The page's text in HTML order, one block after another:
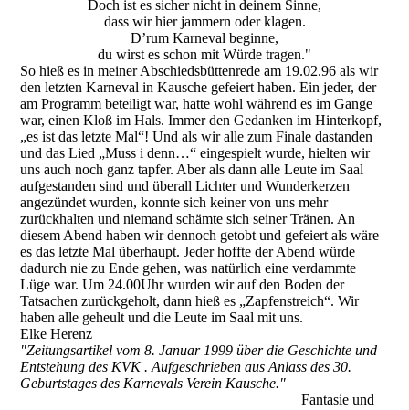
Doch ist es sicher nicht in deinem Sinne,
dass wir hier jammern oder klagen.
D’rum Karneval beginne,
du wirst es schon mit Würde tragen."
So hieß es in meiner Abschiedsbüttenrede am 19.02.96 als wir
den letzten Karneval in Kausche gefeiert haben. Ein jeder, der
am Programm beteiligt war, hatte wohl während es im Gange
war, einen Kloß im Hals. Immer den Gedanken im Hinterkopf,
„es ist das letzte Mal“! Und als wir alle zum Finale dastanden
und das Lied „Muss i denn…“ eingespielt wurde, hielten wir
uns auch noch ganz tapfer. Aber als dann alle Leute im Saal
aufgestanden sind und überall Lichter und Wunderkerzen
angezündet wurden, konnte sich keiner von uns mehr
zurückhalten und niemand schämte sich seiner Tränen. An
diesem Abend haben wir dennoch getobt und gefeiert als wäre
es das letzte Mal überhaupt. Jeder hoffte der Abend würde
dadurch nie zu Ende gehen, was natürlich eine verdammte
Lüge war. Um 24.00Uhr wurden wir auf den Boden der
Tatsachen zurückgeholt, dann hieß es „Zapfenstreich“. Wir
haben alle geheult und die Leute im Saal mit uns.
Elke Herenz
"Zeitungsartikel vom 8. Januar 1999 über die Geschichte und
Entstehung des KVK . Aufgeschrieben aus Anlass des 30.
Geburtstages des Karnevals Verein Kausche."
Fantasie und